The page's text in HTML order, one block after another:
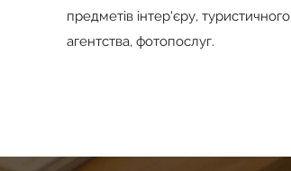
предметів інтер'єру, туристичного
агентства, фотопослуг.